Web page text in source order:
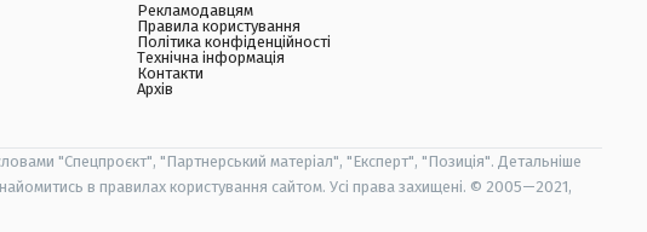
Рекламодавцям
Правила користування
Політика конфіденційності
Технічна інформація
Контакти
Архів
"Спецпроєкт", "Партнерський матеріал", "Експерт", "Позиція". Детальніше
в правилах користування сайтом. Усі права захищені. © 2005—2021,